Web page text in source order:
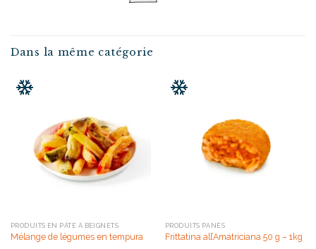
Dans la même catégorie
PRODUITS EN PÂTE À BEIGNETS
Mélange de légumes en tempura
PRODUITS PANÉS
Frittatina all’Amatriciana 50 g – 1kg